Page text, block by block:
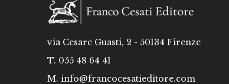
via Cesare Guasti, 2 - 50134 Firenze
T. 055 48 64 41
M. info@francocesatieditore.com